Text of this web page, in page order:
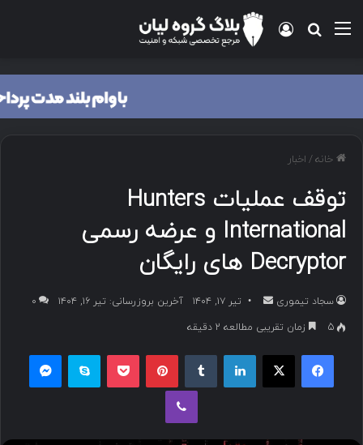
منو جستجو برای
ورود
خانه/ اخبار
توقف عملیات Hunters
International و عرضه رسمی
Decryptor های رایگان
سجاد تیموری
ا
ا
تیر ۱۷, ۱۴۰۴ آخرین بروزرسانی: تیر ۱۶, ۱۴۰۴
۰
5
زمان تقریبی مطالعه 2 دقیقه
فیسبوک ایکس لینکداین پینتریست پاکت اسکایپ
وایبر